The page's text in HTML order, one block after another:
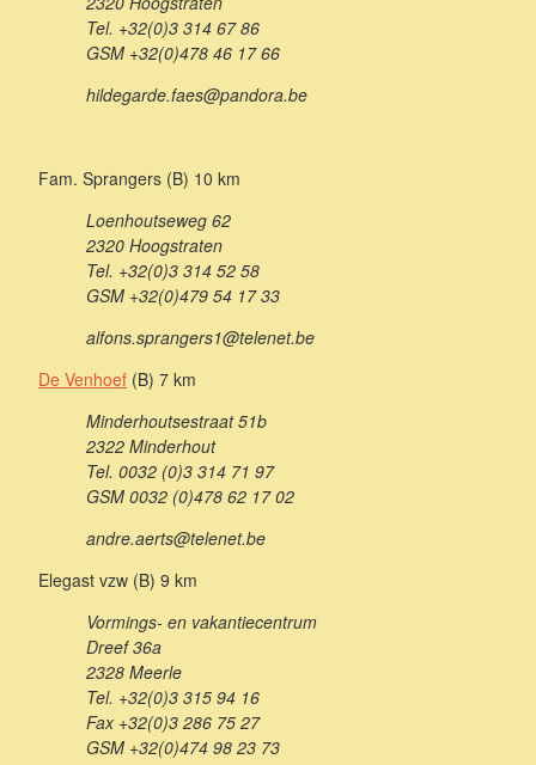
Tel. +32(0)3 314 67 86
GSM +32(0)478 46 17 66
hildegarde.faes@pandora.be
Fam. Sprangers (B) 10 km
Loenhoutseweg 62
2320 Hoogstraten
Tel. +32(0)3 314 52 58
GSM +32(0)479 54 17 33
alfons.sprangers1@telenet.be
De Venhoef (B) 7 km
Minderhoutsestraat 51b
2322 Minderhout
Tel. 0032 (0)3 314 71 97
GSM 0032 (0)478 62 17 02
andre.aerts@telenet.be
Elegast vzw (B) 9 km
Vormings- en vakantiecentrum
Dreef 36a
2328 Meerle
Tel. +32(0)3 315 94 16
Fax +32(0)3 286 75 27
GSM +32(0)474 98 23 73